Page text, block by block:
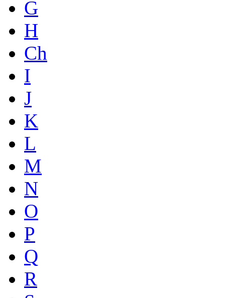
G
H
Ch
I
J
K
L
M
N
O
P
Q
R